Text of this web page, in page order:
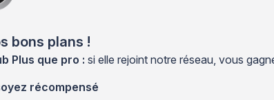
bons plans !
Plus que pro : si elle rejoint notre réseau, vous
récompensé